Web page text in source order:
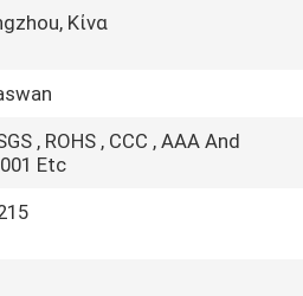
Κίνα
, ROHS , CCC , AAA And
Etc